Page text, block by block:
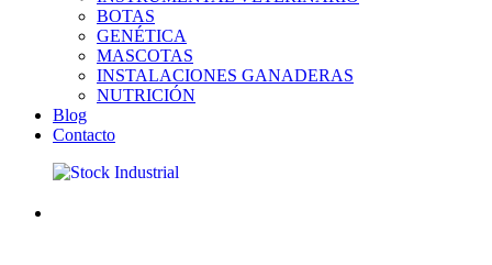
BOTAS
GENÉTICA
MASCOTAS
INSTALACIONES GANADERAS
NUTRICIÓN
Blog
Contacto